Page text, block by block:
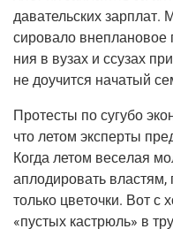
да­ва­тель­ских
си­ро­ва­ло
ния в вузах и ссузах
не доучит­ся нача­тый
Про­те­сты по сугу­бо
что летом экс­пер­ты
Когда летом весе­лая
апло­ди­ро­вать вла­стям,
толь­ко цве­точ­ки. Вот с
«пустых кастрюль» в